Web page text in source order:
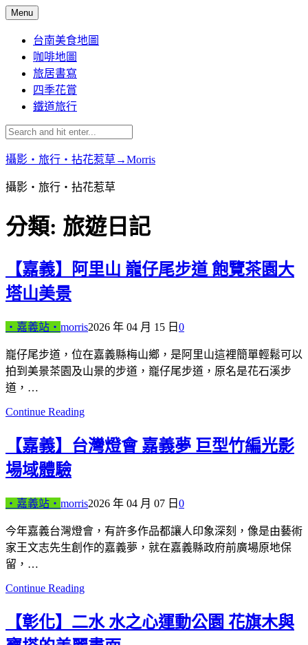
Skip
to
content
Menu
台南美食地圖
咖啡地圖
旅居書寫
四季花賞
鐵道旅行
攝影‧旅行‧拈花惹草→Morris
攝影‧旅行‧拈花惹草
分類: 旅遊日記
【嘉義】阿里山 巃仔尾步道 飽覽茶園大
塔山美景
‧嘉義站‧ morris2026 年 04 月 15 日 0
巃仔尾步道，位在嘉義縣梅山鄉，是阿里山這裡簡單輕鬆可以
拍到美景茶園及山景的步道，巃仔尾步道，原名是花石溪步
道，…
Continue Reading
【嘉義】台灣燈會 嘉義夢 巨型竹編光影
場域體驗
‧嘉義站‧ morris2026 年 04 月 07 日 0
今年嘉義台灣燈會，有許多作品都讓人印象深刻，像是由藝術
家王文志先生創作的嘉義夢，就在嘉義縣政府前廣場原地保
留，…
Continue Reading
【彰化】二水 水之心運動公園 花旗木與